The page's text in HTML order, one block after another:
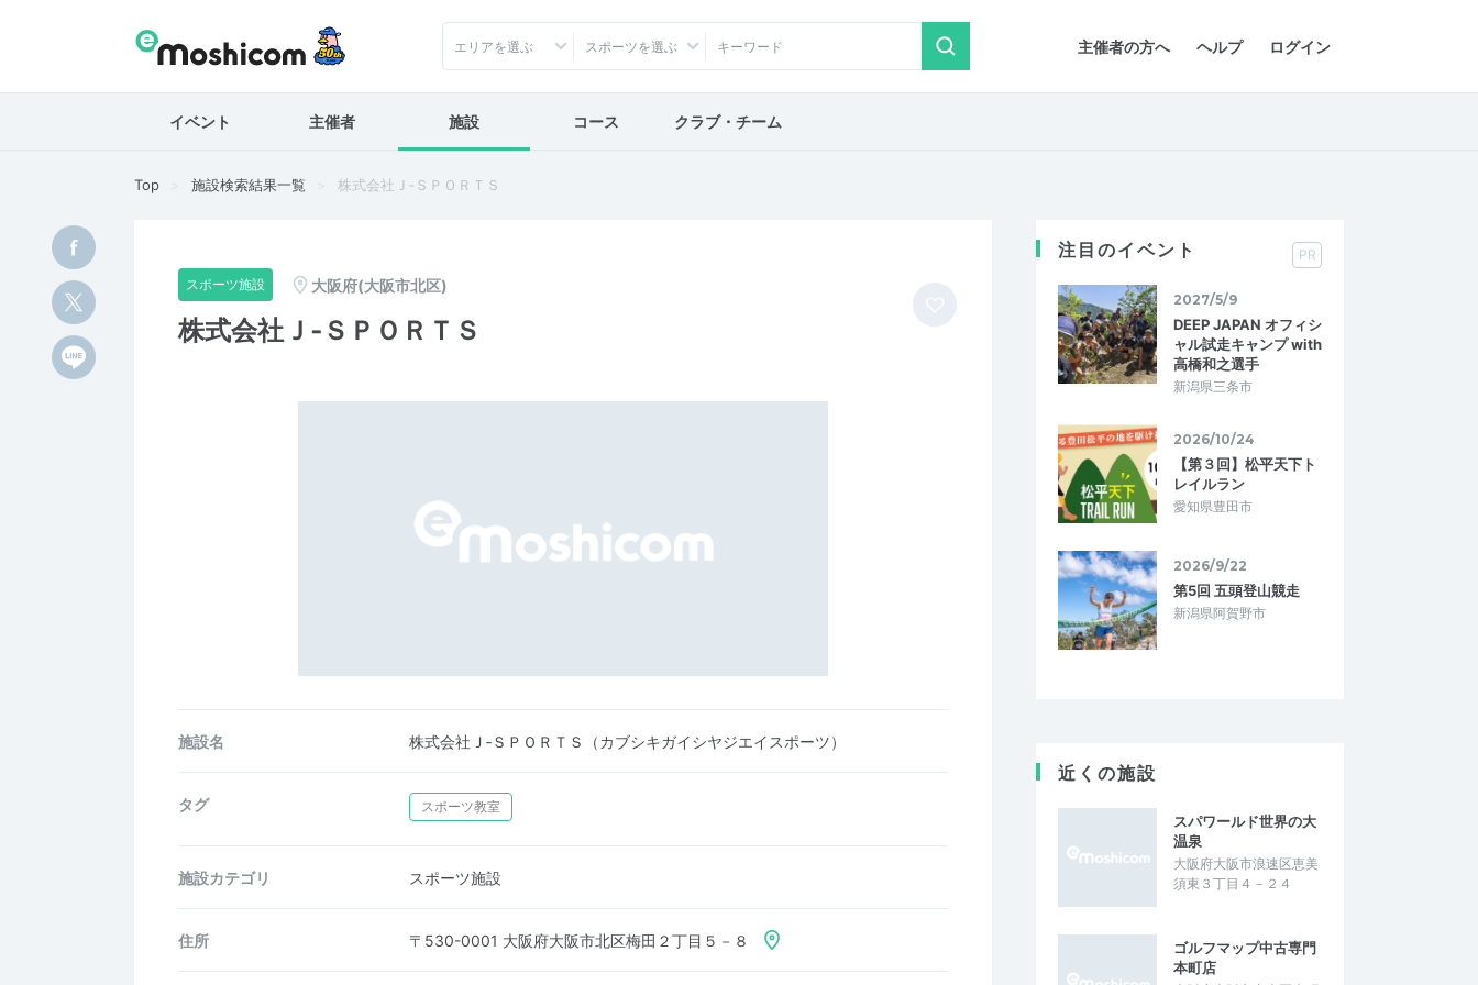
主催者の方へ ヘルプ ログイン
エリアを選ぶ スポーツを選ぶ
イベント 主催者 施設 コース クラブ・チーム
Top 施設検索結果一覧 株式会社Ｊ‐ＳＰＯＲＴＳ
スポーツ施設 大阪府(大阪市北区)
株式会社Ｊ‐ＳＰＯＲＴＳ
施設名 株式会社Ｊ‐ＳＰＯＲＴＳ（カブシキガイシヤジエイスポーツ）
タグ スポーツ教室
施設カテゴリ スポーツ施設
住所 〒530-0001 大阪府大阪市北区梅田２丁目５－８
注目のイベント PR
2027/5/9
DEEP JAPAN オフィシ
ャル試走キャンプ with
高橋和之選手
新潟県三条市
2026/10/24
【第３回】松平天下ト
レイルラン
愛知県豊田市
2026/9/22
第5回 五頭登山競走
新潟県阿賀野市
近くの施設
スパワールド世界の大
温泉
大阪府大阪市浪速区恵美
須東３丁目４－２４
ゴルフマップ中古専門
本町店